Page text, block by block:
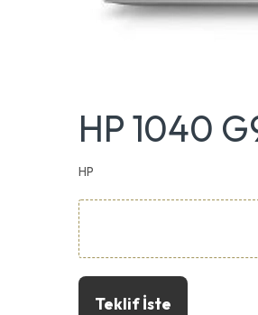
HP 1040
HP
Teklif İste